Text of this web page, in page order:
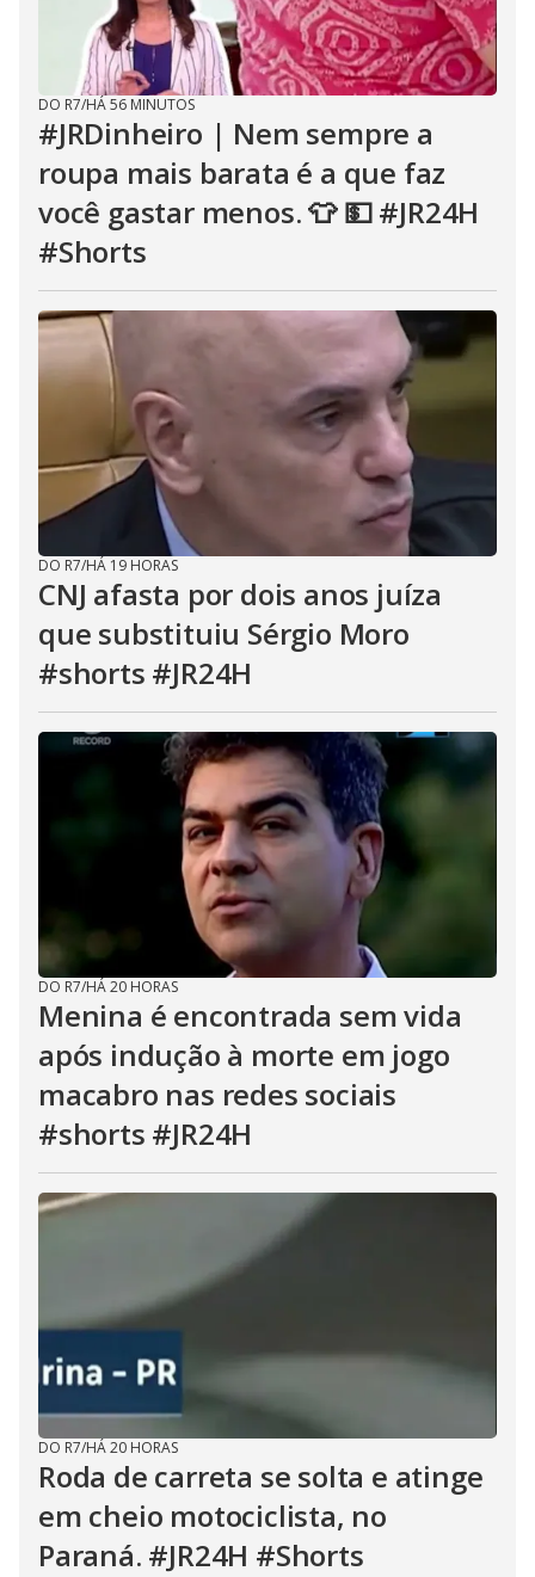
DO R7/HÁ 56 MINUTOS
#JRDinheiro | Nem sempre a
roupa mais barata é a que faz
você gastar menos. 👕 💵 #JR24H
#Shorts
DO R7/HÁ 19 HORAS
CNJ afasta por dois anos juíza
que substituiu Sérgio Moro
#shorts #JR24H
DO R7/HÁ 20 HORAS
Menina é encontrada sem vida
após ​indução à morte em jogo
macabro nas redes sociais
#shorts #JR24H
DO R7/HÁ 20 HORAS
Roda de carreta se solta e atinge
em cheio motociclista, no
Paraná. #JR24H #Shorts